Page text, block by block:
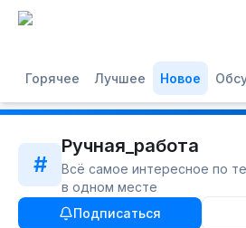
Горячее Лучшее Новое
#
Ручная_работа
Всё самое интересное по
в одном месте
Подписаться